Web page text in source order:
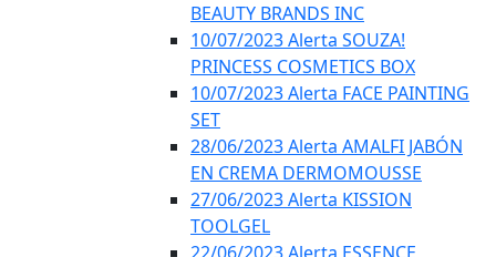
BEAUTY BRANDS INC
10/07/2023 Alerta SOUZA!
PRINCESS COSMETICS BOX
10/07/2023 Alerta FACE PAINTING
SET
28/06/2023 Alerta AMALFI JABÓN
EN CREMA DERMOMOUSSE
27/06/2023 Alerta KISSION
TOOLGEL